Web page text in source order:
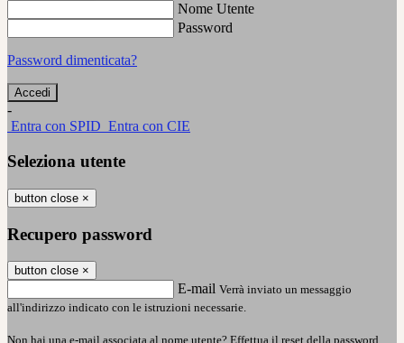
Nome Utente
Password
Password dimenticata?
-
Entra con SPID Entra con CIE
Seleziona utente
button close ×
Recupero password
button close ×
E-mail Verrà inviato un messaggio
all'indirizzo indicato con le istruzioni necessarie.
Non hai una e-mail associata al nome utente? Effettua il reset della password